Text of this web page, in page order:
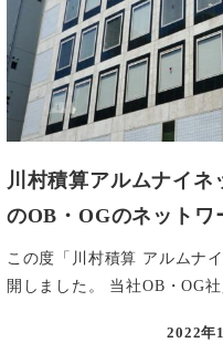
川村積算アルムナイ
のOB・OGのネット
この度「川村積算 アルムナ
開しました。 当社OB・OG
投稿日
2022年